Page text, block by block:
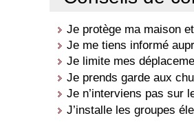
Je protège ma maison
Je me tiens informé
Je limite mes
Je prends garde aux
Je n’interviens pas sur
J’installe les groupes